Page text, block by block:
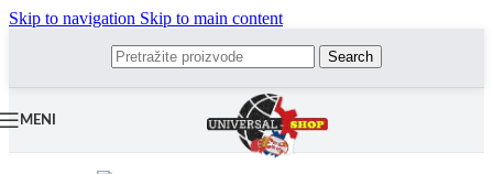
Skip to navigation Skip to main content
Search
MENI